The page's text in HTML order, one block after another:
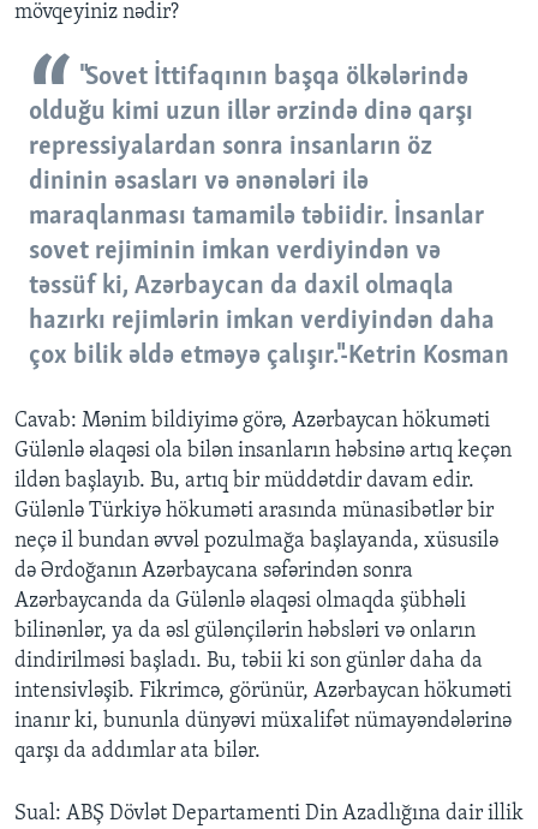
mövqeyiniz nədir?
"Sovet İttifaqının başqa ölkələrində
olduğu kimi uzun illər ərzində dinə qarşı
repressiyalardan sonra insanların öz
dininin əsasları və ənənələri ilə
maraqlanması tamamilə təbiidir. İnsanlar
sovet rejiminin imkan verdiyindən və
təssüf ki, Azərbaycan da daxil olmaqla
hazırkı rejimlərin imkan verdiyindən daha
çox bilik əldə etməyə çalışır."-Ketrin Kosman
Cavab: Mənim bildiyimə görə, Azərbaycan hökuməti
Gülənlə əlaqəsi ola bilən insanların həbsinə artıq keçən
ildən başlayıb. Bu, artıq bir müddətdir davam edir.
Gülənlə Türkiyə hökuməti arasında münasibətlər bir
neçə il bundan əvvəl pozulmağa başlayanda, xüsusilə
də Ərdoğanın Azərbaycana səfərindən sonra
Azərbaycanda da Gülənlə əlaqəsi olmaqda şübhəli
bilinənlər, ya da əsl gülənçilərin həbsləri və onların
dindirilməsi başladı. Bu, təbii ki son günlər daha da
intensivləşib. Fikrimcə, görünür, Azərbaycan hökuməti
inanır ki, bununla dünyəvi müxalifət nümayəndələrinə
qarşı da addımlar ata bilər.
Sual: ABŞ Dövlət Departamenti Din Azadlığına dair illik